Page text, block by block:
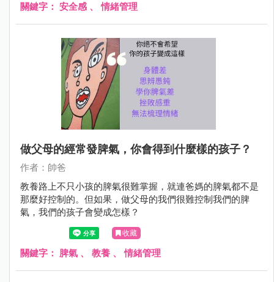
關鍵字： 安全感 、情緒管理
做父母的經常發脾氣，你會得到什麼樣的孩子？
作者：帥爸
教養路上不只小孩的脾氣很難掌握，就連爸媽的脾氣都不是
那麼好控制的。但如果，做父母的我們很難控制我們的脾
氣，我們的孩子會變成怎樣？
收藏
關鍵字： 脾氣 、 教養 、情緒管理